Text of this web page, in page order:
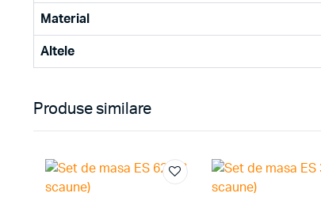
Material
Altele
Produse similare